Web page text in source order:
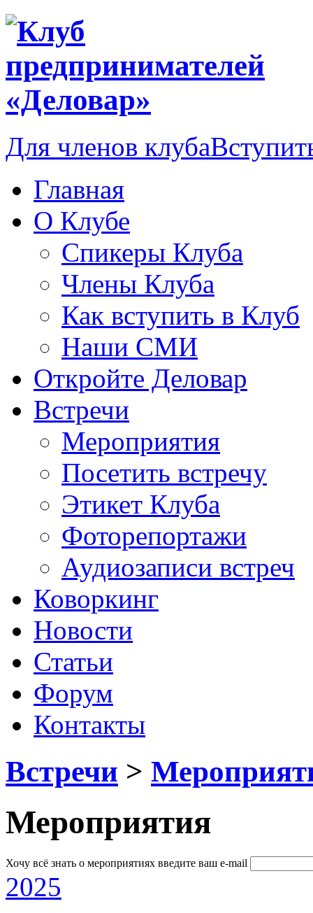
Для членов клуба
Главная
О Клубе
Спикеры Клуба
Члены Клуба
Как вступить в Клуб
Наши СМИ
Откройте Деловар
Встречи
Мероприятия
Посетить встречу
Этикет Клуба
Фоторепортажи
Аудиозаписи встреч
Коворкинг
Новости
Статьи
Форум
Контакты
Встречи >
Мероприятия
Хочу всё знать о мероприятиях введите ваш e-mail
2025